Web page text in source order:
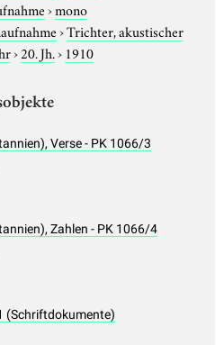
›mono
›Trichter, akustischer
›20. Jh.› 1910
Verse - PK 1066/3
Zahlen - PK 1066/4
(Schriftdokumente)